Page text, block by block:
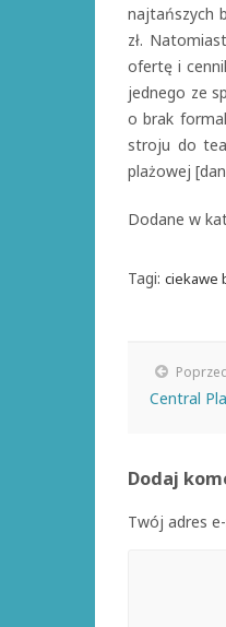
najtańszych
zł.
ofertę i
jednego ze
o brak
stroju do
plażowej
Dodane w
Tagi: ciekawe
Central
Dodaj
Twój adres